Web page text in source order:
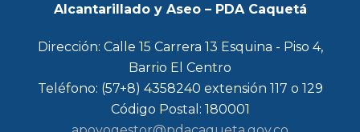
Alcantarillado y Aseo – PDA Caquetá
Dirección: Calle 15 Carrera 13 Esquina - Piso 4,
Barrio El Centro
Teléfono: (57+8) 4358240 extensión 117 o 129
Código Postal: 180001